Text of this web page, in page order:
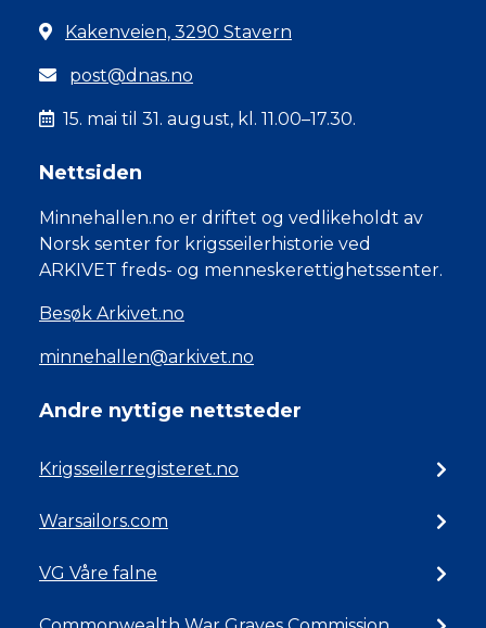
Kakenveien, 3290 Stavern
post@dnas.no
15. mai til 31. august, kl. 11.00–17.30.
Nettsiden
Minnehallen.no er driftet og vedlikeholdt av
Norsk senter for krigsseilerhistorie ved
ARKIVET freds- og menneskerettighetssenter.
Besøk Arkivet.no
minnehallen@arkivet.no
Andre nyttige nettsteder
Krigsseilerregisteret.no
Warsailors.com
VG Våre falne